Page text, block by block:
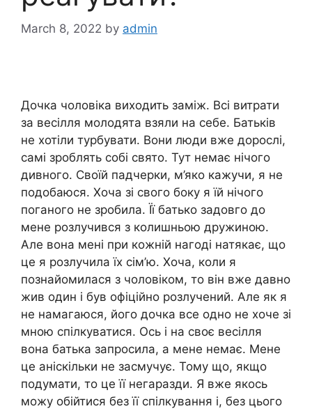
March 8, 2022 by admin
Дочка чоловіка виходить заміж. Всі витрати
за весілля молодята взяли на себе. Батьків
не хотіли турбувати. Вони люди вже дорослі,
самі зроблять собі свято. Тут немає нічого
дивного. Своїй падчерки, м’яко кажучи, я не
подобаюся. Хоча зі свого боку я їй нічого
поганого не зробила. Її батько задовго до
мене розлучився з колишньою дружиною.
Але вона мені при кожній нагоді натякає, що
це я розлучила їх сім’ю. Хоча, коли я
познайомилася з чоловіком, то він вже давно
жив один і був офіційно розлучений. Але як я
не намагаюся, його дочка все одно не хоче зі
мною спілкуватися. Ось і на своє весілля
вона батька запросила, а мене немає. Мене
це аніскільки не засмучує. Тому що, якщо
подумати, то це її негаразди. Я вже якось
можу обійтися без її спілкування і, без цього